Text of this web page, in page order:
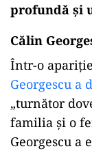
profundă și
Călin
Într-o
Georgescu a
„turnător
familia și o
Georgescu a